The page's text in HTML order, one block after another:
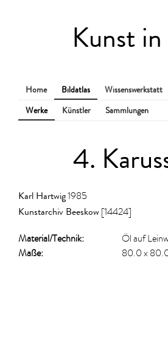
Kunst
Home Bildatlas Wissenswerkstatt
Werke
Künstler Sammlungen
4.
Karl Hartwig1985
Kunstarchiv Beeskow [14424]
Material/​Technik:
Öl auf
Maße:
80.0 x